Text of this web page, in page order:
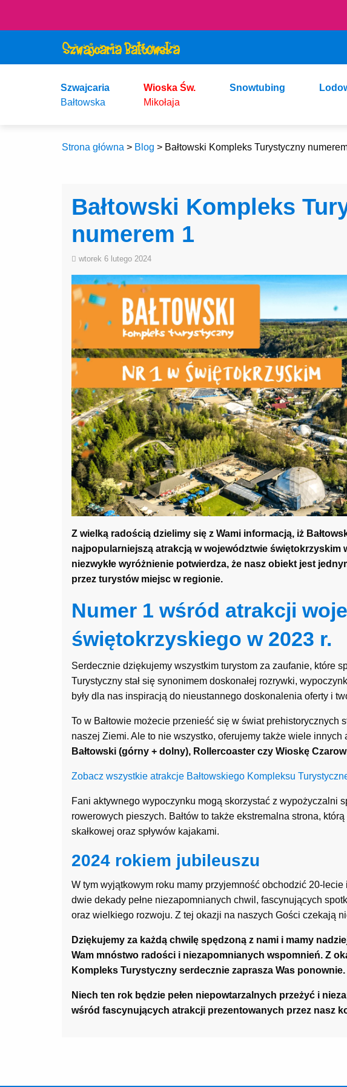
Szwajcaria
Bałtowska
Wioska Św.
Mikołaja
Snowtubing
Strona główna > Blog > Bałtowski Kompleks Turystyczny
Bałtowski Kompleks
numerem 1
wtorek 6 lutego 2024
Z wielką radością dzielimy się z Wami informacją, iż
najpopularniejszą atrakcją w województwie świętokrzyskim
niezwykłe wyróżnienie potwierdza, że nasz obiekt jest
przez turystów miejsc w regionie.
Numer 1 wśród atrakcji
świętokrzyskiego w 2023 r.
Serdecznie dziękujemy wszystkim turystom za zaufanie, które
Turystyczny stał się synonimem doskonałej rozrywki,
były dla nas inspiracją do nieustannego doskonalenia oferty i
To w Bałtowie możecie przenieść się w świat prehistorycznych
naszej Ziemi. Ale to nie wszystko, oferujemy także wiele innych
Bałtowski (górny + dolny), Rollercoaster czy Wioskę
Zobacz wszystkie atrakcje Bałtowskiego Kompleksu
Fani aktywnego wypoczynku mogą skorzystać z wypożyczalni
rowerowych pieszych. Bałtów to także ekstremalna strona,
skałkowej oraz spływów kajakami.
2024 rokiem jubileuszu
W tym wyjątkowym roku mamy przyjemność obchodzić 20-
dwie dekady pełne niezapomnianych chwil, fascynujących
oraz wielkiego rozwoju. Z tej okazji na naszych Gości czekają
Dziękujemy za każdą chwilę spędzoną z nami i mamy
Wam mnóstwo radości i niezapomnianych wspomnień. Z
Kompleks Turystyczny serdecznie zaprasza Was ponownie.
Niech ten rok będzie pełen niepowtarzalnych przeżyć i
wśród fascynujących atrakcji prezentowanych przez nasz